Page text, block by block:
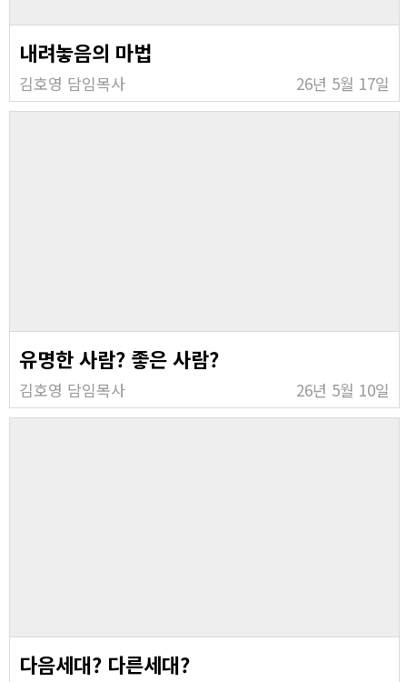
내려놓음의 마법
김호영 담임목사 26년 5월 17일
유명한 사람? 좋은 사람?
김호영 담임목사 26년 5월 10일
다음세대? 다른세대?